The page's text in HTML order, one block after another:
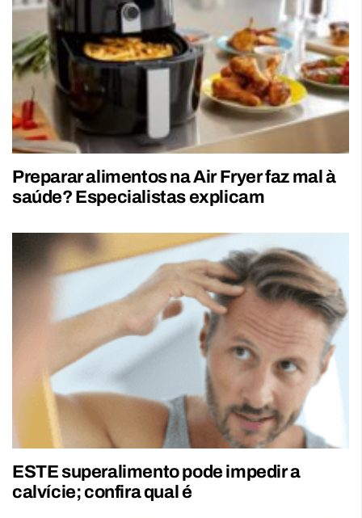
Preparar alimentos na Air Fryer faz mal à
saúde? Especialistas explicam
ESTE superalimento pode impedir a
calvície; confira qual é